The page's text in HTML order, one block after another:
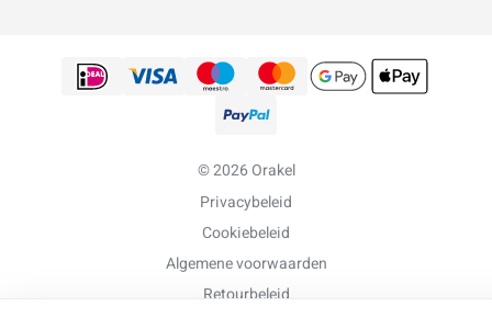
© 2026 Orakel
Privacybeleid
Cookiebeleid
Algemene voorwaarden
Retourbeleid